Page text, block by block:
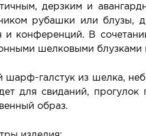
дерзким и
рубашки или блузы,
и конференций. В
шелковыми блузками
шарф-галстук из шелка,
для свиданий,
образ.